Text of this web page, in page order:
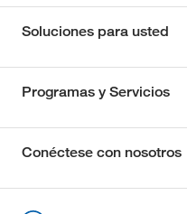
Soluciones para usted
Programas y Servicios
Conéctese con nosotros